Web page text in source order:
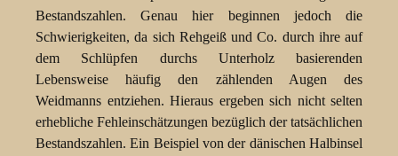
Bestandszahlen. Genau hier beginnen jedoch die
Schwierigkeiten, da sich Rehgeiß und Co. durch ihre auf
dem Schlüpfen durchs Unterholz basierenden
Lebensweise häufig den zählenden Augen des
Weidmanns entziehen. Hieraus ergeben sich nicht selten
erhebliche Fehleinschätzungen bezüglich der tatsächlichen
Bestandszahlen. Ein Beispiel von der dänischen Halbinsel